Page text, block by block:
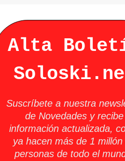
Alta
Suscríbete a nuestra
de Novedades y recibe
información actualizada,
ya hacen más de 1 millón
personas de todo el